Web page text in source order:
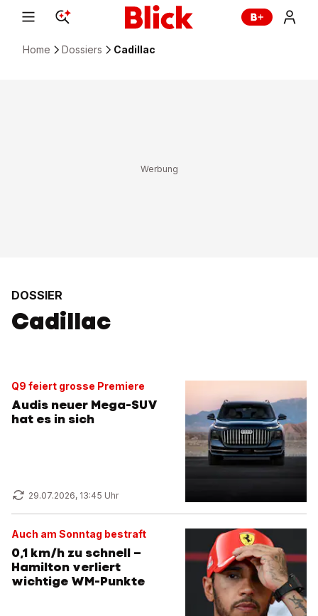
Home Dossiers Cadillac
DOSSIER
Cadillac
Q9 feiert grosse Premiere
Audis neuer Mega-SUV
hat es in sich
29.07.2026, 13:45 Uhr
Auch am Sonntag bestraft
0,1 km/h zu schnell –
Hamilton verliert
wichtige WM-Punkte